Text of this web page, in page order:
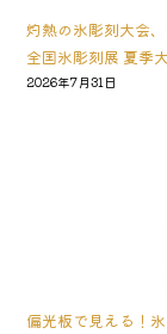
灼熱の氷彫刻大会
全国氷彫刻展 夏季大
2026年7月31日
偏光板で見える！